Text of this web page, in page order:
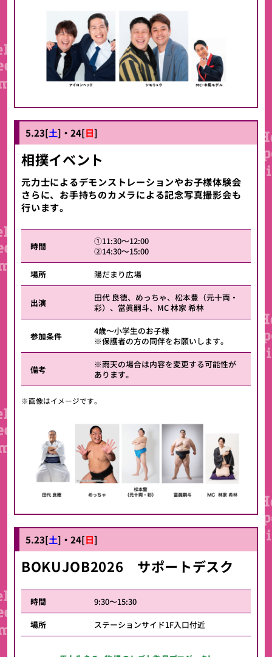
5.23[土]・24[日]
相撲イベント
元力士によるデモンストレーションやお子様体験会
さらに、お手持ちのカメラによる記念写真撮影会も
行います。
時間
①11:30～12:00
②14:30～15:00
場所
陽だまり広場
出演
田代 良徳、めっちゃ、松本豊（元十両・
彩）、當眞嗣斗、MC 林家 希林
参加条件
4歳～小学生のお子様
※保護者の方の同伴をお願いします。
備考
※雨天の場合は内容を変更する可能性が
あります。
※画像はイメージです。
5.23[土] ・24[日]
BOKUJOB2026 サポートデスク
時間
9:30〜15:30
場所
ステーションサイド1F入口付近